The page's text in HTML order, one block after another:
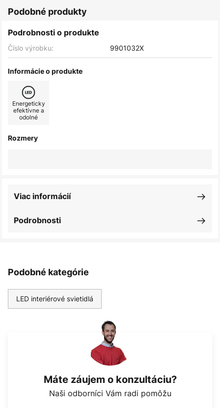
Podobné produkty
Podrobnosti o produkte
Číslo výrobku: 9901032X
Informácie o produkte
Energeticky
efektívne a
odolné
Rozmery
Podrobnosti
Viac informácií
Podobné kategórie
LED interiérové svietidlá
Máte záujem o konzultáciu?
Naši odborníci Vám radi pomôžu